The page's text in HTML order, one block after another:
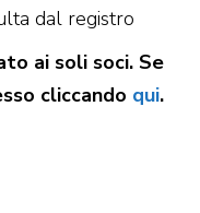
dal registro
ai soli soci. Se
cliccando qui.